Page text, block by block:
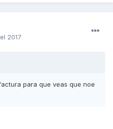
2017
para que veas que noe